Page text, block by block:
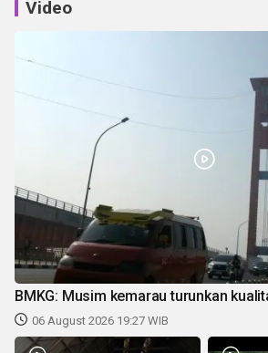
Video
BMKG: Musim kemarau turunkan
06 August 2026 19:27 WIB